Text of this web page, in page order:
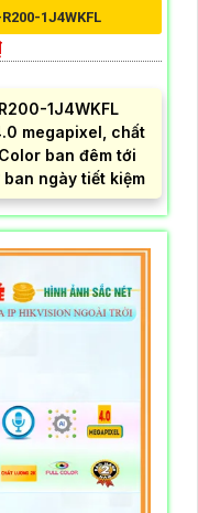
1J4WKFL
1J4WKFL
megapixel, chất
ban đêm tới
ngày tiết kiệm